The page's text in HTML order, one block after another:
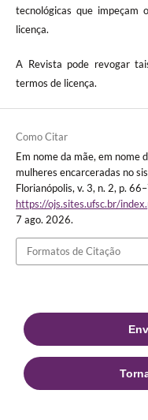
tecnológicas que impeçam
licença.
A Revista pode revogar
termos de licença.
Como Citar
Em nome da mãe, em nome
mulheres encarceradas no
Florianópolis, v. 3, n. 2, p.
https://ojs.sites.ufsc.br/
7 ago. 2026.
Formatos de Citação